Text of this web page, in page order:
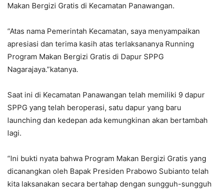
Makan Bergizi Gratis di Kecamatan Panawangan.
“Atas nama Pemerintah Kecamatan, saya menyampaikan
apresiasi dan terima kasih atas terlaksananya Running
Program Makan Bergizi Gratis di Dapur SPPG
Nagarajaya.”katanya.
Saat ini di Kecamatan Panawangan telah memiliki 9 dapur
SPPG yang telah beroperasi, satu dapur yang baru
launching dan kedepan ada kemungkinan akan bertambah
lagi.
“Ini bukti nyata bahwa Program Makan Bergizi Gratis yang
dicanangkan oleh Bapak Presiden Prabowo Subianto telah
kita laksanakan secara bertahap dengan sungguh-sungguh